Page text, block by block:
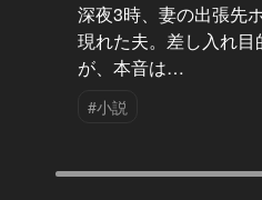
深夜3時、妻の出張先
現れた夫。差し入れ目
が、本音は…
#小説